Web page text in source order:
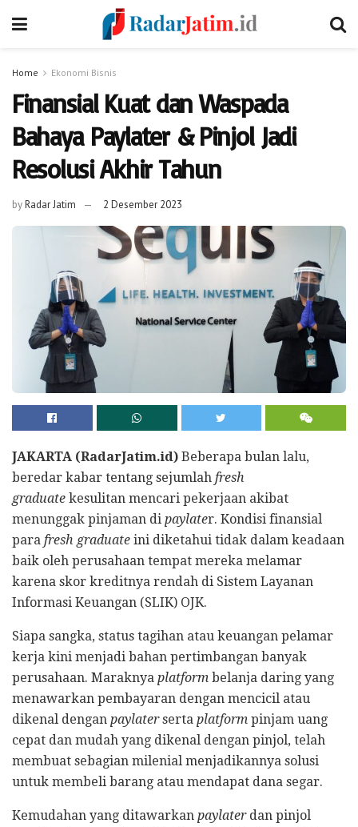
Home Ekonomi Bisnis
Finansial Kuat dan Waspada
Bahaya Paylater & Pinjol Jadi
Resolusi Akhir Tahun
byRadar Jatim 2 Desember 2023
JAKARTA (RadarJatim.id) Beberapa bulan lalu,
beredar kabar tentang sejumlah fresh
graduate kesulitan mencari pekerjaan akibat
menunggak pinjaman di paylater. Kondisi finansial
para fresh graduate ini diketahui tidak dalam keadaan
baik oleh perusahaan tempat mereka melamar
karena skor kreditnya rendah di Sistem Layanan
Informasi Keuangan (SLIK) OJK.
Siapa sangka, status tagihan atau keuangan pelamar
kerja kini menjadi bahan pertimbangan banyak
perusahaan. Maraknya platform belanja daring yang
menawarkan pembayaran dengan mencicil atau
dikenal dengan paylaterserta platform pinjam uang
cepat dan mudah yang dikenal dengan pinjol, telah
membuat sebagian milenial menjadikannya solusi
untuk membeli barang atau mendapat dana segar.
Kemudahan yang ditawarkan paylater dan pinjol